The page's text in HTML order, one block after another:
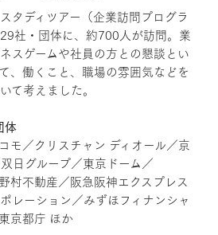
タディツアー（企業訪問プログラ
社・団体に、約700人が訪問。業
スゲームや社員の方との懇談とい
、働くこと、職場の雰囲気などを
て考えました。
体
モ／クリスチャン ディオール／京
日グループ／東京ドーム／
村不動産／阪急阪神エクスプレス
レーション／みずほフィナンシャ
京都庁 ほか